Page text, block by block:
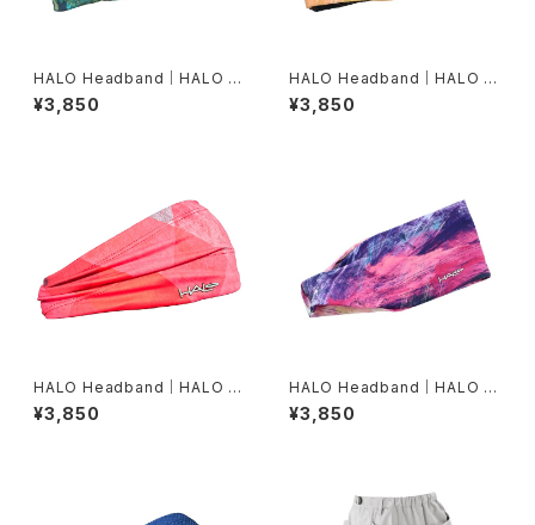
HALO Headband｜HALO バ
ンディット JP（Movas）
¥3,850
HALO Headband｜HALO バ
ンディット JP（Air modern oi
l）
¥3,850
HALO Headband｜HALO バ
ンディット JP（Vinst）
¥3,850
HALO Headband｜HALO バ
ンディット JP（dusk）
¥3,850